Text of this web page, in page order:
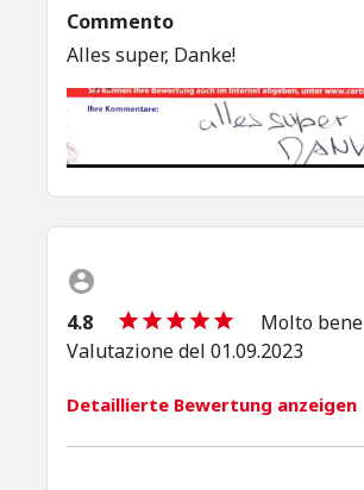
Commento
Alles super, Danke!
4.8
Molto bene
Valutazione del 01.09.2023
Detaillierte Bewertung anzeigen